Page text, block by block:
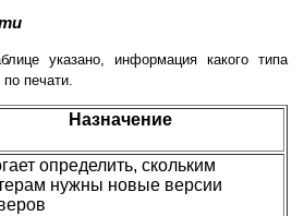
указано, информация какого типа
по печати.
Назначение
определить, скольким
нужны новые версии